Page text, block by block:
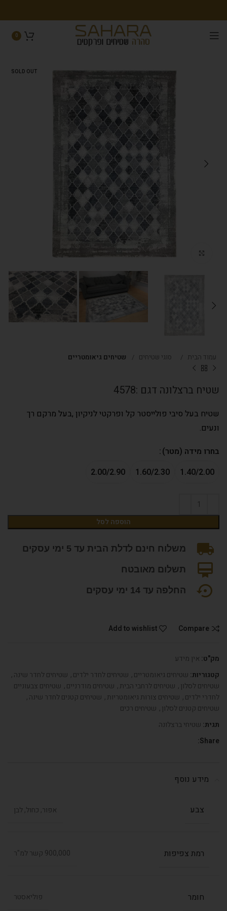
0
SOLD OUT
עמוד הבית סוגי שטיחים שטיחים גיאומטריים
שטיח ברצלונה דגם :4578
שטיח בעל סיבי פולייסטר קל ופרקטי לניקיון ,בעל מרקם רך
ונעים.
בחרו מידה (מטר)
1.40/2.00
1.60/2.30
2.00/2.90
הוספה לסל
משלוח חינם לדלת הבית עד 5 ימי עסקים
תשלום מאובטח
החלפה עד 14 ימי עסקים
Compare
Add to wishlist
מק"ט: אין מידע
קטגוריות: שטיחים גיאומטריים, שטיחים לחדר ילדים, שטיחים לחדר שינה,
שטיחים לסלון, שטיחים לרחבי הבית, שטיחים מודרניים, שטיחים צבעוניים
לחדרי ילדים, שטיחים צורות גיאומטריות, שטיחים קטנים לחדר שינה,
שטיחים קטנים לסלון, שטיחים רכים
תגית: שטיחי ברצלונה
Share:
מידע נוסף
צבע אפור, כחול, לבן
רמת צפיפות 900,000 קשר למ"ר
חומר פוליאסטר